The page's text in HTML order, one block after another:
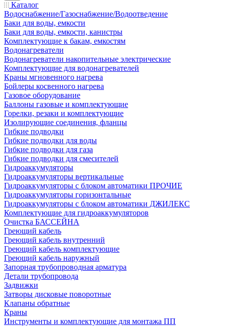
Каталог
Водоснабжение/Газоснабжение/Водоотведение
Баки для воды, емкости
Баки для воды, емкости, канистры
Комплектующие к бакам, емкостям
Водонагреватели
Водонагреватели накопительные электрические
Комплектующие для водонагревателей
Краны мгновенного нагрева
Бойлеры косвенного нагрева
Газовое оборудование
Баллоны газовые и комплектующие
Горелки, резаки и комплектующие
Изолирующие соединения, фланцы
Гибкие подводки
Гибкие подводки для воды
Гибкие подводки для газа
Гибкие подводки для смесителей
Гидроаккумуляторы
Гидроаккумуляторы вертикальные
Гидроаккумуляторы с блоком автоматики ПРОЧИЕ
Гидроаккумуляторы горизонтальные
Гидроаккумуляторы с блоком автоматики ДЖИЛЕКС
Комплектующие для гидроаккумуляторов
Очистка БАССЕЙНА
Греющий кабель
Греющий кабель внутренний
Греющий кабель комплектующие
Греющий кабель наружный
Запорная трубопроводная арматура
Детали трубопровода
Задвижки
Затворы дисковые поворотные
Клапаны обратные
Краны
Инструменты и комплектующие для монтажа ПП